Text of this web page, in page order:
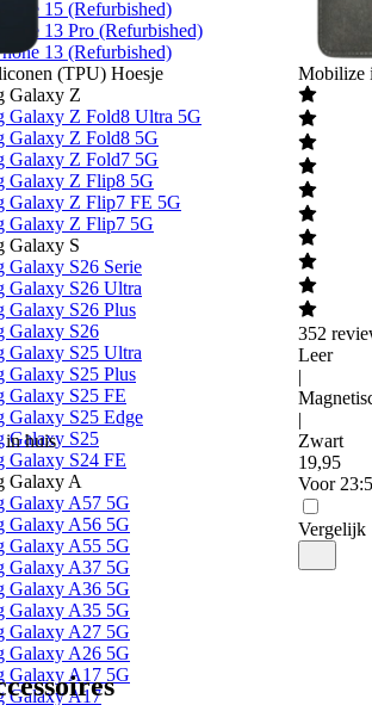
15 (Refurbished)
13 Pro (Refurbished)
13 (Refurbished)
Galaxy Z
Galaxy Z Fold8 Ultra 5G
Galaxy Z Fold8 5G
Galaxy Z Fold7 5G
Galaxy Z Flip8 5G
Galaxy Z Flip7 FE 5G
Galaxy Z Flip7 5G
Galaxy S
Galaxy S26 Serie
Galaxy S26 Ultra
Galaxy S26 Plus
Galaxy S26
Galaxy S25 Ultra
Galaxy S25 Plus
Galaxy S25 FE
Galaxy S25 Edge
Galaxy S25
Galaxy S24 FE
Galaxy A
Galaxy A57 5G
Galaxy A56 5G
Galaxy A55 5G
Galaxy A37 5G
Galaxy A36 5G
Galaxy A35 5G
Galaxy A27 5G
Galaxy A26 5G
Galaxy A17 5G
Galaxy A17
(TPU) Hoesje
in huis
Mobilize
352
Leer
|
|
Zwart
19,95
Voor
Vergelijk